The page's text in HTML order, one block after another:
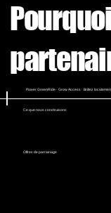
Power GreenRide · Grow Access · Brillez
Ce que nous construisons
Offres de parrainage